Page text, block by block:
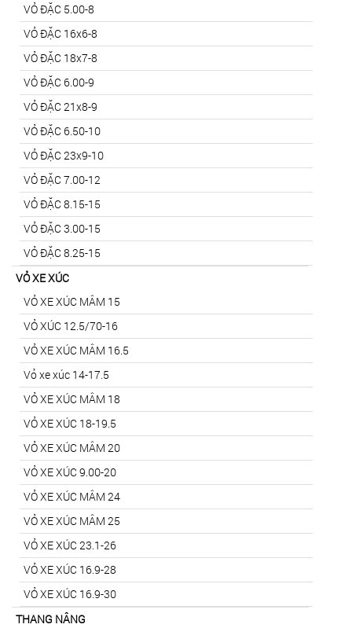
VỎ ĐẶC 5.00-8
VỎ ĐẶC 16x6-8
VỎ ĐẶC 18x7-8
VỎ ĐẶC 6.00-9
VỎ ĐẶC 21x8-9
VỎ ĐẶC 6.50-10
VỎ ĐẶC 23x9-10
VỎ ĐẶC 7.00-12
VỎ ĐẶC 8.15-15
VỎ ĐẶC 3.00-15
VỎ ĐẶC 8.25-15
VỎ XE XÚC
VỎ XE XÚC MÂM 15
VỎ XÚC 12.5/70-16
VỎ XE XÚC MÂM 16.5
Vỏ xe xúc 14-17.5
VỎ XE XÚC MÂM 18
VỎ XE XÚC 18-19.5
VỎ XE XÚC MÂM 20
VỎ XE XÚC 9.00-20
VỎ XE XÚC MÂM 24
VỎ XE XÚC MÂM 25
VỎ XE XÚC 23.1-26
VỎ XE XÚC 16.9-28
VỎ XE XÚC 16.9-30
THANG NÂNG